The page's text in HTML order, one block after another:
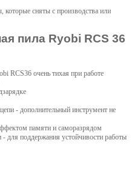
которые сняты с производства или
пила Ryobi RCS 36
RCS36 очень тихая при работе
- дополнительный инструмент не
памяти и саморазрядом
для поддержания устойчивости работы